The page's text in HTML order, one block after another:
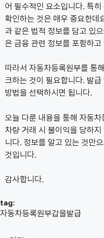
어 필수적인 요소입니다. 특
확인하는 것은 매우 중요한데
과 같은 법적 정보를 담고 있
은 금융 관련 정보를 포함하고
따라서 자동차등록원부를 통
크하는 것이 필요합니다. 발
방법을 선택하시면 됩니다.
오늘 다룬 내용을 통해 자동차
차량 거래 시 불이익을 당하
니다. 정보를 알고 있는 것만
것입니다.
감사합니다.
tag:
자동차등록원부갑을발급